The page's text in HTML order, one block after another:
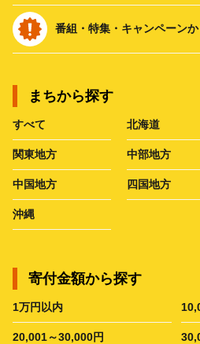
番組・特集・キャンペーン
まちから探す
すべて 北海道
関東地方 中部地方
中国地方 四国地方
沖縄
寄付金額から探す
1万円以内
20,001～30,000円